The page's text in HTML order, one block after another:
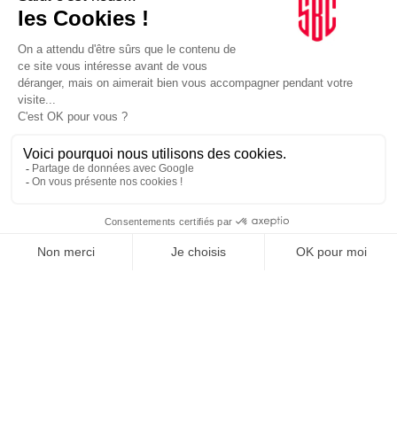
INFLUENCIA
JE DÉCOUVRE LE GROUPE
SUIVEZ-NOUS